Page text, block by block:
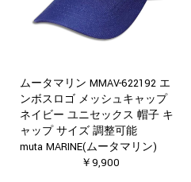
ムータマリン MMAV-622192 エ
ンボスロゴ メッシュキャップ
ネイビー ユニセックス 帽子 キ
ャップ サイズ 調整可能
muta MARINE(ムータマリン)
￥9,900